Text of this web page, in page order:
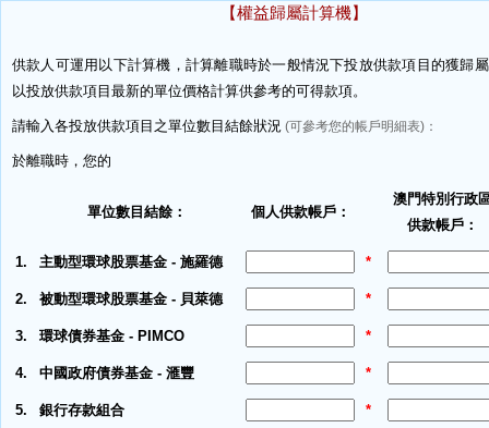
【權益歸屬計算機】
供款人可運用以下計算機，計算離職時於一般情況下投放供款項目的獲歸
以投放供款項目最新的單位價格計算供參考的可得款項。
請輸入各投放供款項目之單位數目結餘狀況 (可參考您的帳戶明細表)：
於離職時，您的
單位數目結餘： 個人供款帳戶：
澳門特別行政
供款帳戶：
1. 主動型環球股票基金 - 施羅德 *
2. 被動型環球股票基金 - 貝萊德 *
3. 環球債券基金 - PIMCO *
4. 中國政府債券基金 - 滙豐 *
5. 銀行存款組合 *